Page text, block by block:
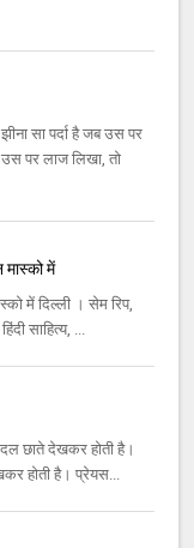
सा पर्दा है जब उस पर
पर लाज लिखा, तो
मास्को में
में दिल्ली । सेम रिप,
साहित्य, ...
छाते देखकर होती है।
होती है। प्रेयस...